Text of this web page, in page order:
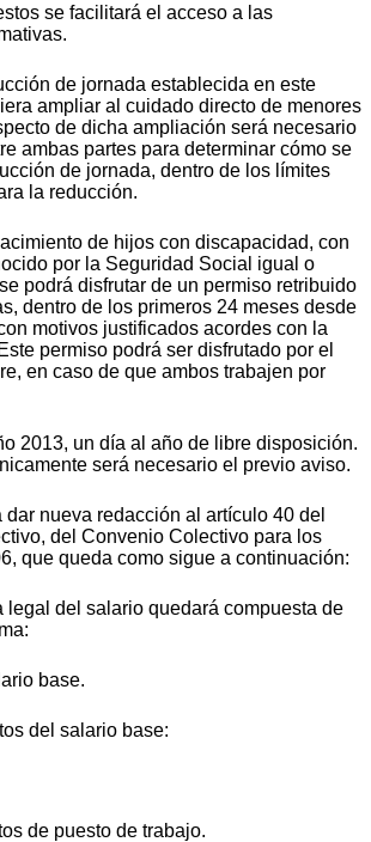
se facilitará el acceso a las
de jornada establecida en este
ampliar al cuidado directo de menores
de dicha ampliación será necesario
ambas partes para determinar cómo se
de jornada, dentro de los límites
la reducción.
de hijos con discapacidad, con
por la Seguridad Social igual o
podrá disfrutar de un permiso retribuido
dentro de los primeros 24 meses desde
motivos justificados acordes con la
permiso podrá ser disfrutado por el
en caso de que ambos trabajen por
2013, un día al año de libre disposición.
será necesario el previo aviso.
dar nueva redacción al artículo 40 del
del Convenio Colectivo para los
que queda como sigue a continuación:
legal del salario quedará compuesta de
base.
del salario base:
de puesto de trabajo.